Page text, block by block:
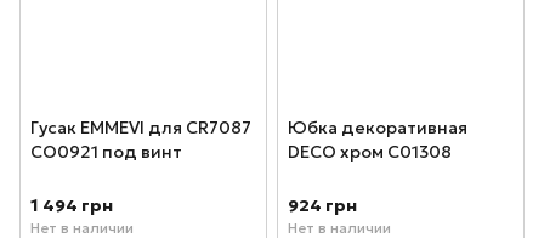
Гусак EMMEVI для CR7087
CO0921 под винт
1 494 грн
Нет в наличии
Юбка декоративная
DECO хром C01308
924 грн
Нет в наличии